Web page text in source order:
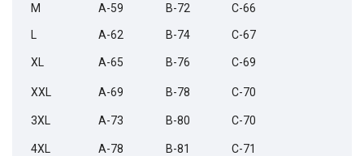
M
A-59 B-72 C-66
L A-62 B-74 C-67
XL A-65 B-76 C-69
XXL A-69 B-78 C-70
3XL A-73 B-80 C-70
4XL A-78 B-81 C-71